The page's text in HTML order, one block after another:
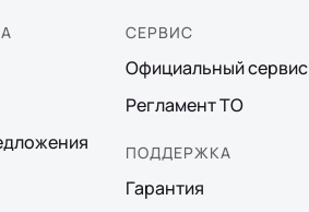
СЕРВИС
Официальный сервис
Регламент ТО
ПОДДЕРЖКА
Гарантия